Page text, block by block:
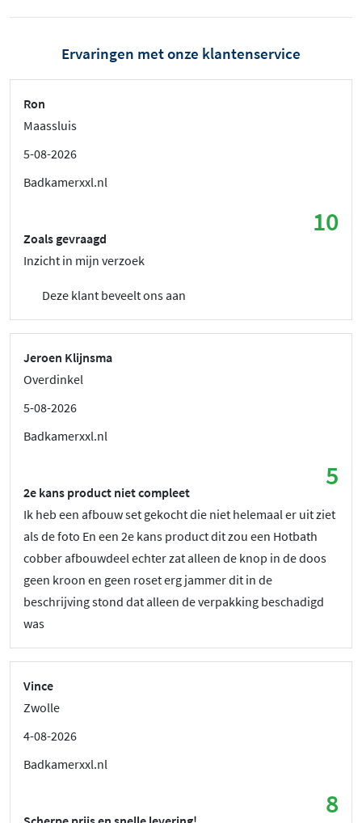
Ervaringen met onze klantenservice
Ron
Maassluis
5-08-2026
Badkamerxxl.nl
10
Zoals gevraagd
Inzicht in mijn verzoek
Deze klant beveelt ons aan
Jeroen Klijnsma
Overdinkel
5-08-2026
Badkamerxxl.nl
5
2e kans product niet compleet
Ik heb een afbouw set gekocht die niet helemaal er uit ziet
als de foto En een 2e kans product dit zou een Hotbath
cobber afbouwdeel echter zat alleen de knop in de doos
geen kroon en geen roset erg jammer dit in de
beschrijving stond dat alleen de verpakking beschadigd
was
Vince
Zwolle
4-08-2026
Badkamerxxl.nl
8